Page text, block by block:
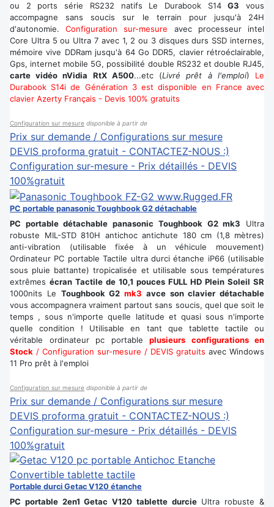
ou 2 ports série RS232 natifs Le Durabook S14G3 vous
accompagne sans soucis sur le terrain pour jusqu'à 24H
d'autonomie.Configuration sur-mesure avec processeur intel
Core Ultra 5 ou Ultra 7 avec 1, 2 ou 3 disques durs SSD internes,
mémoire vive DDRam jusqu'à 64 Go DDR5, clavier rétroéclairable,
Gps, internet mobile 5G, possibilité double RS232 et double RJ45,
carte vidéo nVidia RtX A500...etc (Livré prêt à l'emploi) Le
Durabook S14i de Génération 3 est disponible en France avec
clavier Azerty Français - Devis 100% gratuits
Configuration sur mesure disponible à partir de
Prix sur demande / Configurations sur mesure
DEVIS proforma gratuit - CONTACTEZ-NOUS :)
Configuration sur-mesure - Prix détaillés - DEVIS
100%gratuit
PC portable panasonic Toughbook G2 détachable
PC portable détachable panasonic Toughbook G2 mk3 Ultra
robuste MIL-STD 810H antichoc antichute 180 cm (1,8 mètres)
anti-vibration (utilisable fixée à un véhicule mouvement)
Ordinateur PC portable Tactile ultra durci étanche iP66 (utilisable
sous pluie battante) tropicalisée et utilisable sous températures
extrêmes écran Tactile de 10,1 pouces FULL HD Plein Soleil SR
1000nits Le Toughbook G2 mk3 avce son clavier détachable
vous accompagnera vraiment partout sans soucis, quel que soit le
temps , sous n'importe quelle latitude et quasi sous n'importe
quelle condition ! Utilisable en tant que tablette tactile ou
véritable ordinateur pc portable plusieurs configurations en
Stock / Configuration sur-mesure / DEVIS gratuits avec Windows
11 Pro prêt à l'emploi
Configuration sur mesure disponible à partir de
Prix sur demande / Configurations sur mesure
DEVIS proforma gratuit - CONTACTEZ-NOUS :)
Configuration sur-mesure - Prix détaillés - DEVIS
100%gratuit
Portable durci Getac V120 étanche
PC portable 2en1 Getac V120 tablette durcieUltra robuste &